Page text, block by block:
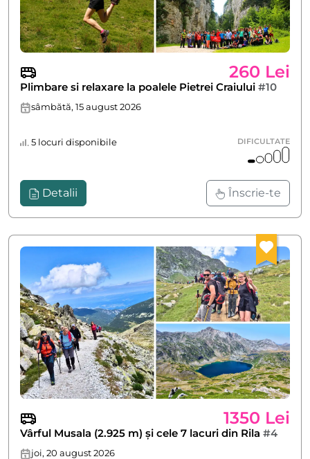
260 Lei
Plimbare si relaxare la poalele Pietrei Craiului #10
sâmbătă, 15 august 2026
5 locuri disponibile DIFICULTATE
Detalii Înscrie-te
1350 Lei
Vârful Musala (2.925 m) și cele 7 lacuri din Rila #4
joi, 20 august 2026